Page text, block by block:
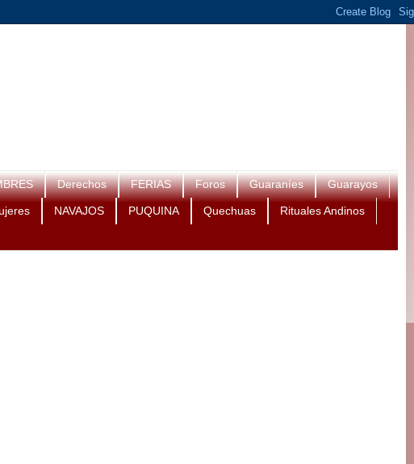
Derechos FERIAS Foros Guaraníes Guarayos
NAVAJOS PUQUINA Quechuas Rituales Andinos